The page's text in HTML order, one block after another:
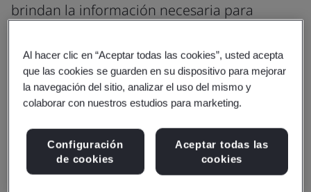
brindan la información necesaria para
diseñados para respaldar necesidades
organizacionales específicas en diferentes
sectores.
Sin embargo, con más de 110,000 normas y
publicaciones para explorar, saber dónde empezar
puede resultar abrumador.
Al hacer clic en “Aceptar todas las cookies”, usted acepta
que las cookies se guarden en su dispositivo para mejorar
la navegación del sitio, analizar el uso del mismo y
colaborar con nuestros estudios para marketing.
Configuración
de cookies
Aceptar todas las
cookies